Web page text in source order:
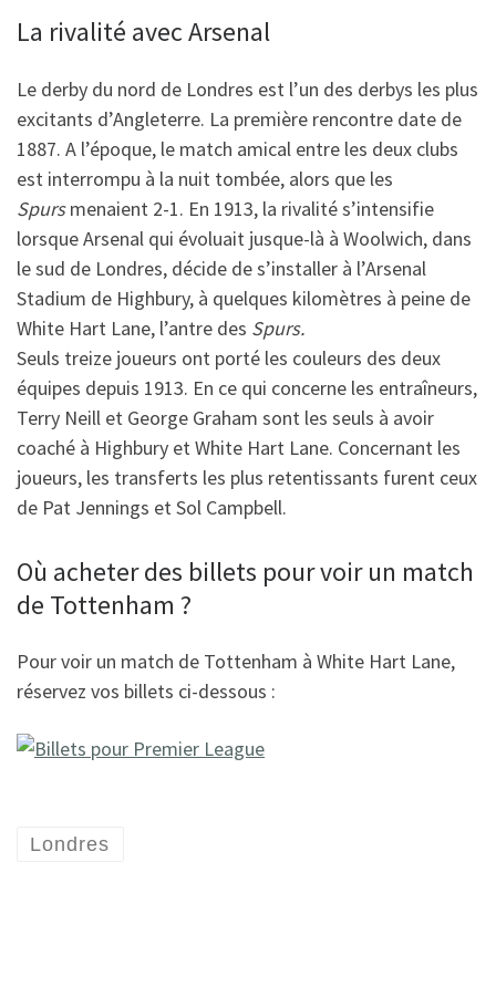
La rivalité avec Arsenal
Le derby du nord de Londres est l’un des derbys les plus
excitants d’Angleterre. La première rencontre date de
1887. A l’époque, le match amical entre les deux clubs
est interrompu à la nuit tombée, alors que les
Spursmenaient 2-1. En 1913, la rivalité s’intensifie
lorsque Arsenal qui évoluait jusque-là à Woolwich, dans
le sud de Londres, décide de s’installer à l’Arsenal
Stadium de Highbury, à quelques kilomètres à peine de
White Hart Lane, l’antre des Spurs.
Seuls treize joueurs ont porté les couleurs des deux
équipes depuis 1913. En ce qui concerne les entraîneurs,
Terry Neill et George Graham sont les seuls à avoir
coaché à Highbury et White Hart Lane. Concernant les
joueurs, les transferts les plus retentissants furent ceux
de Pat Jennings et Sol Campbell.
Où acheter des billets pour voir un match
de Tottenham ?
Pour voir un match de Tottenham à White Hart Lane,
réservez vos billets ci-dessous :
Londres